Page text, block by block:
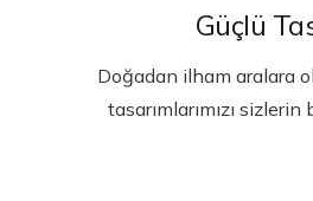
Güçlü
Doğadan ilham aralara
tasarımlarımızı